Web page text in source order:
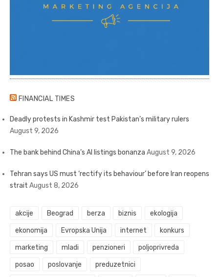
FINANCIAL TIMES
Deadly protests in Kashmir test Pakistan’s military rulers
August 9, 2026
The bank behind China’s AI listings bonanza August 9, 2026
Tehran says US must ‘rectify its behaviour’ before Iran reopens
strait August 8, 2026
akcije Beograd berza biznis ekologija
ekonomija Evropska Unija internet konkurs
marketing mladi penzioneri poljoprivreda
posao poslovanje preduzetnici